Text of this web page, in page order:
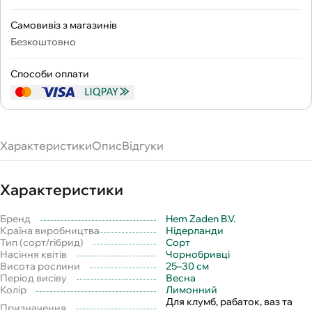
Самовивіз з магазинів
Безкоштовно
Способи оплати
ХарактеристикиОписВідгуки
Характеристики
Бренд
Hem Zaden B.V.
Країна виробництва
Нідерланди
Тип (сорт/гібрид)
Сорт
Насіння квітів
Чорнобривці
Висота рослини
25–30 см
Період висіву
Весна
Колір
Лимонний
Для клумб, рабаток, ваз та